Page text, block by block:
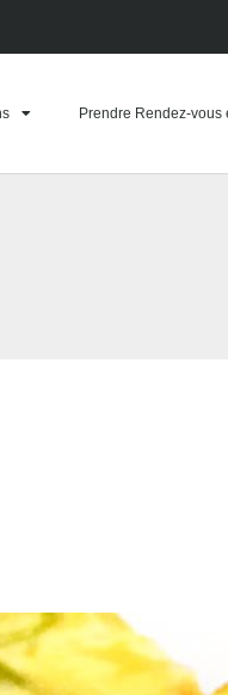
Prendre Rendez-vous